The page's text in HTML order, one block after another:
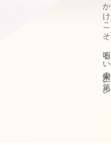
きっかけこそ、明るい未来の第一歩。